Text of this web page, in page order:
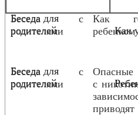
Беседа для
родителей
Как
Беседа для
родителей
Беседа с
родителями
Как
Беседа с
родителями
Опасные
с